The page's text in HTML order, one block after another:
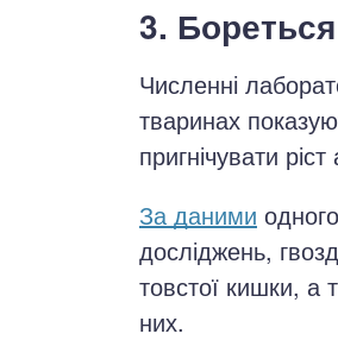
3.
Численні
тваринах
пригнічувати
За даними
досліджень,
товстої кишки, а
них.